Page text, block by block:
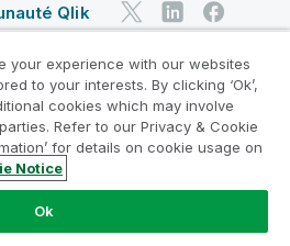
Qlik
des produits
légales
Marques
International AB. Tous
your experience with our websites
to your interests. By clicking ‘Ok’,
cookies which may involve
Refer to our Privacy & Cookie
for details on cookie usage on
Notice
Ok